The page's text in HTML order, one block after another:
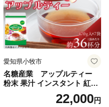
愛知県小牧市
名糖産業 アップルティー
粉末 果汁 インスタント 紅茶
ティー ビタミンC 袋 ロング
セラー 粉末飲料 粉末茶 簡単
22,000円